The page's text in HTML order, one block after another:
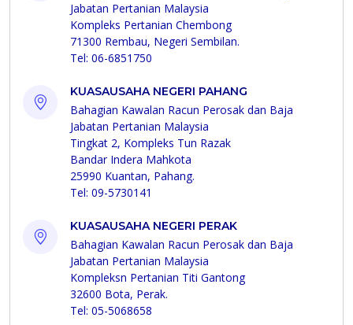
Jabatan Pertanian Malaysia
Kompleks Pertanian Chembong
71300 Rembau, Negeri Sembilan.
Tel: 06-6851750
KUASAUSAHA NEGERI PAHANG
Bahagian Kawalan Racun Perosak dan Baja
Jabatan Pertanian Malaysia
Tingkat 2, Kompleks Tun Razak
Bandar Indera Mahkota
25990 Kuantan, Pahang.
Tel: 09-5730141
KUASAUSAHA NEGERI PERAK
Bahagian Kawalan Racun Perosak dan Baja
Jabatan Pertanian Malaysia
Kompleksn Pertanian Titi Gantong
32600 Bota, Perak.
Tel: 05-5068658